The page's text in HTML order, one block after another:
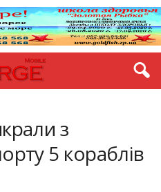
з
5 кораблів